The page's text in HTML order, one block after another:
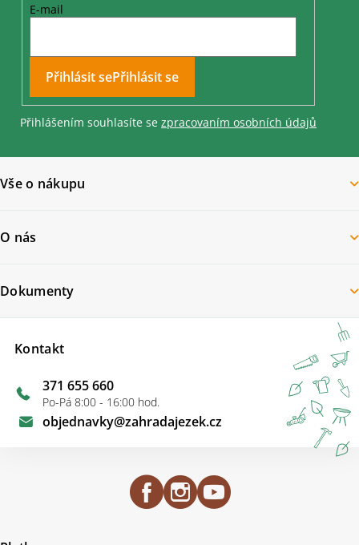
E-mail
Přihlásit se
Přihlášením souhlasíte se zpracovaním osobních údajů
Vše o nákupu
O nás
Kontakt
objednavky@zahradajezek.cz
371 655 660
Po-Pá 8:00 - 16:00 hod.
Dokumenty